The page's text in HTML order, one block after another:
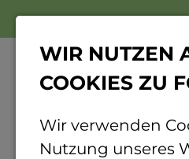
WIR NUTZEN
COOKIES ZU
Wir verwenden
Nutzung unseres